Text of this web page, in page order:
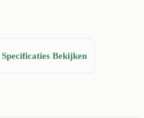
Specificaties Bekijken